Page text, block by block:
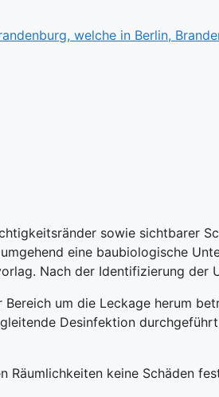
sowie sichtbarer
eine baubiologische
Nach der Identifizierung der
um die Leckage herum
Desinfektion
keine Schäden